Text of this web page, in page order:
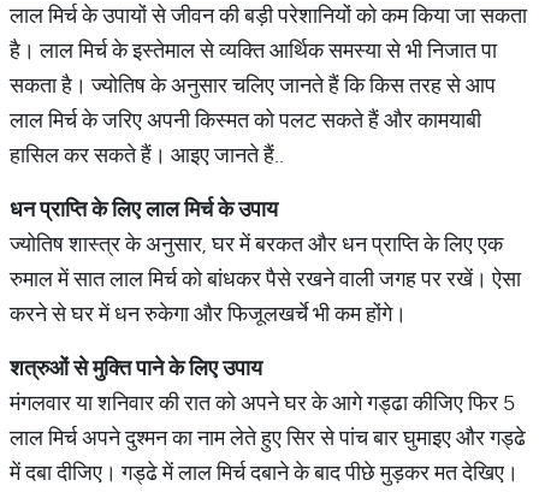
लाल मिर्च के उपायों से जीवन की बड़ी परेशानियों को कम किया जा सकता
है। लाल मिर्च के इस्तेमाल से व्यक्ति आर्थिक समस्या से भी निजात पा
सकता है। ज्योतिष के अनुसार चलिए जानते हैं कि किस तरह से आप
लाल मिर्च के जरिए अपनी किस्मत को पलट सकते हैं और कामयाबी
हासिल कर सकते हैं। आइए जानते हैं..
धन प्राप्ति के लिए लाल मिर्च के उपाय
ज्योतिष शास्त्र के अनुसार, घर में बरकत और धन प्राप्ति के लिए एक
रुमाल में सात लाल मिर्च को बांधकर पैसे रखने वाली जगह पर रखें। ऐसा
करने से घर में धन रुकेगा और फिजूलखर्चे भी कम होंगे।
शत्रुओं से मुक्ति पाने के लिए उपाय
मंगलवार या शनिवार की रात को अपने घर के आगे गड्ढा कीजिए फिर 5
लाल मिर्च अपने दुश्मन का नाम लेते हुए सिर से पांच बार घुमाइए और गड्ढे
में दबा दीजिए। गड्ढे में लाल मिर्च दबाने के बाद पीछे मुड़कर मत देखिए।